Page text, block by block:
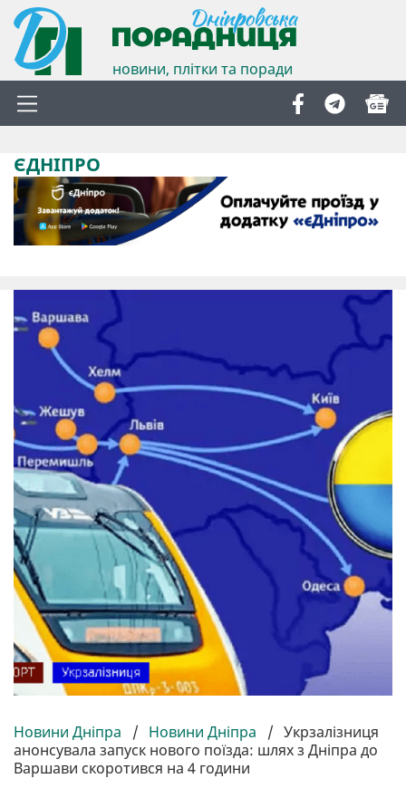
новини, плітки та поради
ЄДНІПРО
Новини Дніпра / Новини Дніпра / Укрзалізниця
анонсувала запуск нового поїзда: шлях з Дніпра до
Варшави скоротився на 4 години